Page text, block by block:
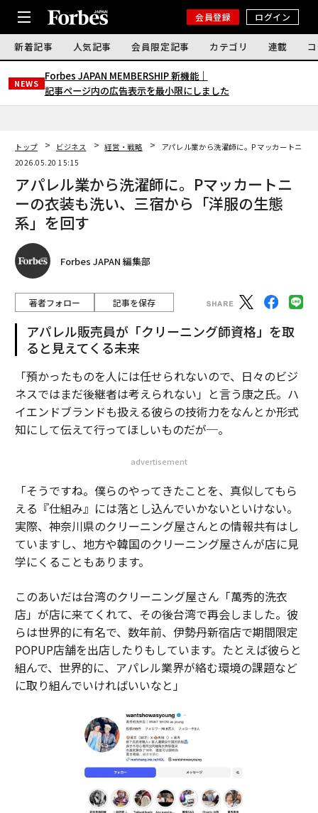
会員登録 ログイン
新着記事 人気記事 会員限定記事 カテゴリ 連載
NEWS
Forbes JAPAN MEMBERSHIP 新機能｜
記事ページ内の広告表示を最小限にしました
トップ ビジネス 経営・戦略
アパレル業から洗濯師に。Pマッカートニー
2026.05.20 15:15
アパレル業から洗濯師に。Pマッカートニ
ーの衣装も洗い、三宿から「洋服の生態
系」を回す
Forbes JAPAN 編集部
著者フォロー 記事を保存
アパレル販売員が「クリーニング師資格」を取
ると見えてくる未来
「預かったものを人には任せられないので、日々のビジ
ネスではまだ後継者は考えられない」と言う康之氏。ハ
イエンドブランドも扱える彼らの技術力をなんとか形式
知にして伝えて行ってほしいものだが─。
advertisement
「そうですね。僕らのやってきたことを、真似してもら
える『仕組み』には落とし込んでいかないといけない。
実際、神奈川県のクリーニング屋さんとの情報共有はし
ていますし、地方や韓国のクリーニング屋さんが店に見
学にくることもあります。
このあいだは台湾のクリーニング屋さん「萬秀的洗衣
店」が店に来てくれて、その後台湾で再会しました。彼
らは世界的に有名で、数年前、伊勢丹新宿店で期間限定
POPUP店舗を出店したりもしています。たとえば彼らと
組んで、世界的に、アパレル業界が絡む環境の課題など
に取り組んでいければいいなと」